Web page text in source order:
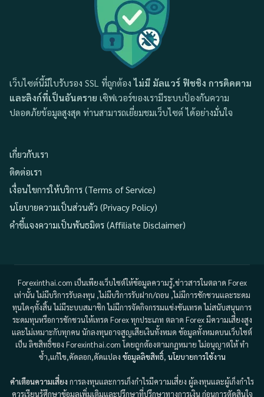
เว็บไซต์นี้มีใบรับรอง SSL ที่ถูกต้องไม่มี มัลแวร์ ฟิชชิง การติดตาม
และลิงก์ที่เป็นอันตราย เซิฟเวอร์ของเรามีระบบป้องกันความ
ปลอดภัยข้อมูลสูงสุด ท่านสามารถเยี่ยมชมเว็บไซต์ ได้อย่างมั่นใจ
เกี่ยวกับเรา
ติดต่อเรา
เงื่อนไขการให้บริการ (Terms of Service)
นโยบายความเป็นส่วนตัว (Privacy Policy)
คำชี้แจงความเป็นพันธมิตร (Affiliate Disclaimer)
Forexinthai.com เป็นเพียงเว็บไซต์ให้ข้อมูลความรู้,ข่าวสารในตลาด Forex
เท่านั้น ไม่มีบริการรับลงทุน ,ไม่มีบริการรับฝาก/ถอน ,ไม่มีการชักชวนและระดม
ทุนใดๆทั้งสิ้น ไม่มีระบบสมาชิก ไม่มีการจัดกิจกรรมแข่งขันเทรด ไม่สนับสนุนการ
ระดมทุนหรือการชักชวนให้เทรด Forex ทุกประเภท ตลาด Forex มีความเสี่ยงสูง
และไม่เหมาะกับทุกคน นักลงทุนอาจสูญเสียเงินทั้งหมด ข้อมูลทั้งหมดบนเว็บไซต์
เป็น ลิขสิทธิ์ของ Forexinthai.com โดยถูกต้องตามกฎหมาย ไม่อนุญาตให้ ทำ
ซ้ำ,แก้ไข,คัดลอก,ดัดแปลง ข้อมูลลิขสิทธิ์, นโยบายการใช้งาน
คำเตือนความเสี่ยงการลงทุนและการเก็งกำไรมีความเสี่ยง ผู้ลงทุนและผู้เก็งกำไร
ควรเรียนรู้ศึกษาข้อมูลเพิ่มเติมและปรึกษาที่ปรึกษาทางการเงิน ก่อนการตัดสินใจ